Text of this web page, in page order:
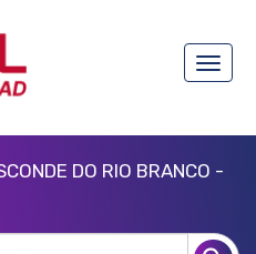
Toggle
DO RIO BRANCO -